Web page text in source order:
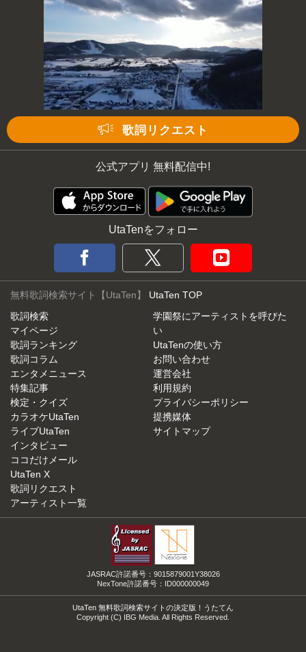
歌詞リクエスト
公式アプリ 無料配信中!
UtaTenをフォロー
無料歌詞検索サイト【UtaTen】 UtaTen TOP
歌詞検索
マイページ
歌詞ランキング
歌詞コラム
エンタメニュース
特集記事
検定・クイズ
カラオケUtaTen
ライブUtaTen
インタビュー
ココだけメール
UtaTen X
歌詞リクエスト
アーティスト一覧
学園祭にアーティストを呼びた
い
UtaTenの使い方
お問い合わせ
運営会社
利用規約
プライバシーポリシー
提携媒体
サイトマップ
JASRAC許諾番号：9015879001Y38026
NexTone許諾番号：ID000000049
UtaTen 無料歌詞検索サイトの決定版！うたてん
Copyright (C) IBG Media. All Rights Reserved.